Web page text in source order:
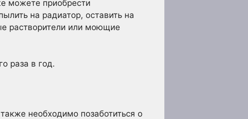
можете приобрести
на радиатор, оставить на
растворители или моющие
раза в год.
необходимо позаботиться о